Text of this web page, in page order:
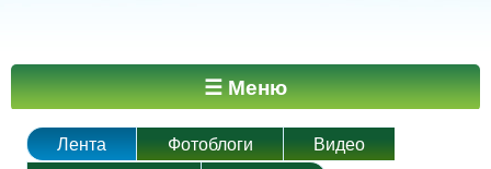
Главное меню ☰ Меню
Лента Фотоблоги
Видео